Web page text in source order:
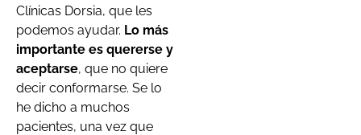
Clínicas Dorsia, que les
podemos ayudar. Lo más
importante es quererse y
aceptarse, que no quiere
decir conformarse. Se lo
he dicho a muchos
pacientes, una vez que